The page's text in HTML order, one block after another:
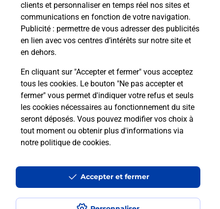
clients et personnaliser en temps réel nos sites et
communications en fonction de votre navigation.
Publicité : permettre de vous adresser des publicités
en lien avec vos centres d’intérêts sur notre site et
en dehors.
En cliquant sur "Accepter et fermer" vous acceptez
tous les cookies. Le bouton "Ne pas accepter et
fermer" vous permet d'indiquer votre refus et seuls
les cookies nécessaires au fonctionnement du site
seront déposés. Vous pouvez modifier vos choix à
tout moment ou obtenir plus d'informations via
notre politique de cookies.
Accepter et fermer
Questions fréquemment posées
Est-ce que je peux garder mon
numéro de mobile gratuitement ?
Est-ce que je peux bénéficier de la 5G
avec La Poste Mobile ?
Est-ce que je peux utiliser mon forfait
à l’étranger avec La Poste Mobile ?